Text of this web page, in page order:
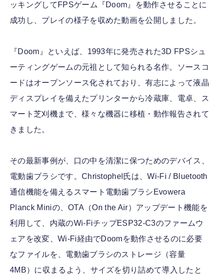
ッキングしてFPSゲーム『Doom』を動作させることに
成功し、プレイの様子を収めた動画を公開しました。
『Doom』といえば、1993年に発売された3D FPSシュ
ーティングゲームの元祖として知られる名作。ソースコ
ードはオープンソース化されており、有志によって液晶
ディスプレイを備えたプリンターから冷蔵庫、電卓、ス
マート芝刈機まで、様々な機器に移植・動作報告されて
きました。
その最新事例が、口の中を清潔に保つためのデバイス、
電動歯ブラシです。Christophel氏は、Wi-Fi / Bluetooth
通信機能を備えるスマート電動歯ブラシEvowera
Planck Miniの、OTA（On the Air）アップデート機能を
利用して、内蔵のWi-FiチップESP32-C3のファームウ
ェアを改変、Wi-Fi経由でDoomを動作させるのに必要
なファイルを、電動歯ブラシのストレージ（容量
4MB）に収まるよう、サイズを切り詰めて導入したと